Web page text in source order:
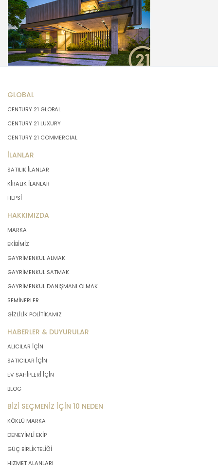
GLOBAL
CENTURY 21 GLOBAL
CENTURY 21 LUXURY
CENTURY 21 COMMERCIAL
İLANLAR
SATILIK İLANLAR
KİRALIK İLANLAR
HEPSİ
HAKKIMIZDA
MARKA
EKİBİMİZ
GAYRİMENKUL ALMAK
GAYRİMENKUL SATMAK
GAYRİMENKUL DANIŞMANI OLMAK
SEMİNERLER
GİZLİLİK POLİTİKAMIZ
HABERLER & DUYURULAR
ALICILAR İÇİN
SATICILAR İÇİN
EV SAHİPLERİ İÇİN
BLOG
BİZİ SEÇMENİZ İÇİN 10 NEDEN
KÖKLÜ MARKA
DENEYİMLİ EKİP
GÜÇ BİRLİKTELİĞİ
HİZMET ALANLARI